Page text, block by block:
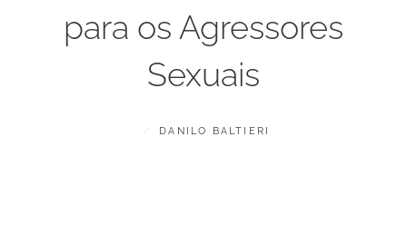
para os Agressores
Sexuais
POSTED
BY
DANILO BALTIERI